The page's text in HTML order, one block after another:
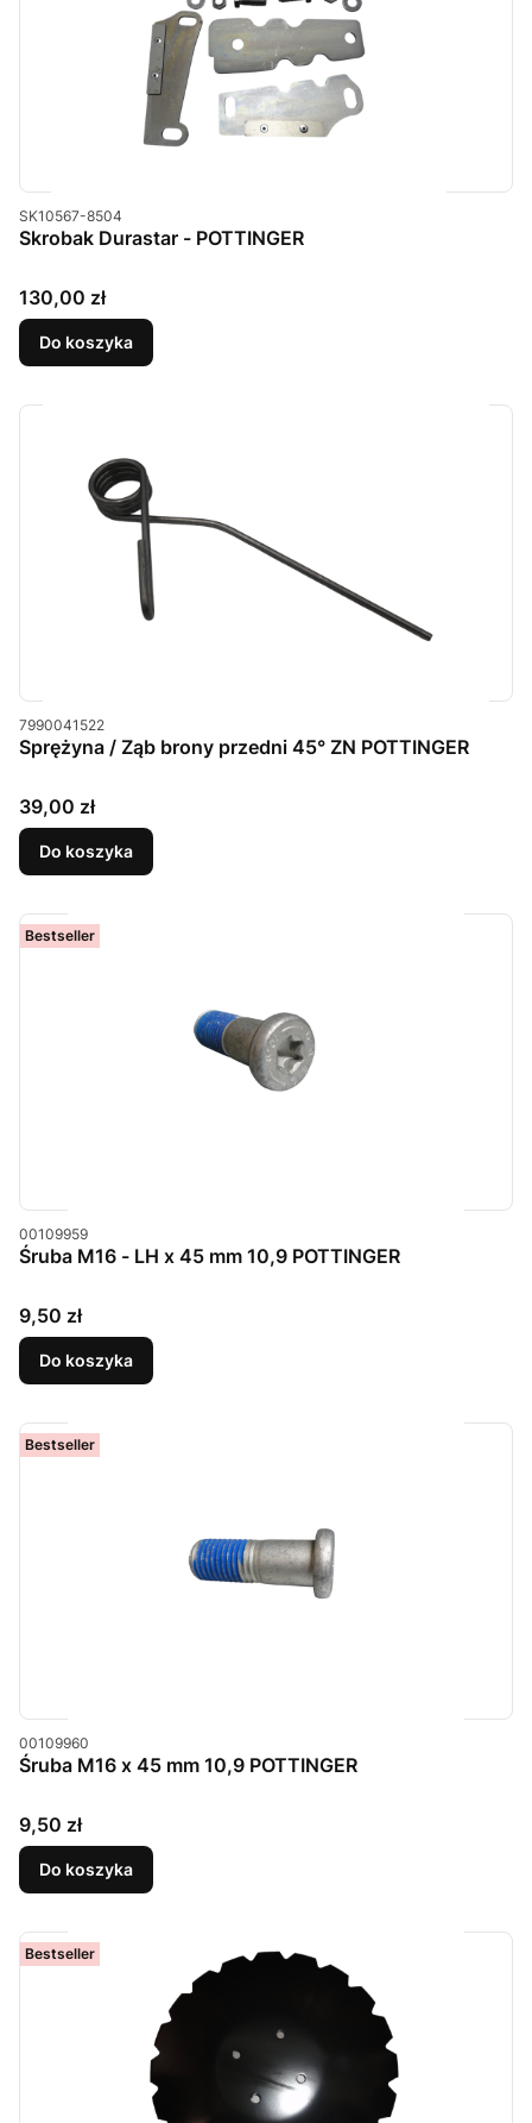
Kod produktu
SK10567-8504
Skrobak Durastar - POTTINGER
Cena
130,00 zł
Do koszyka
Kod produktu
7990041522
Sprężyna / Ząb brony przedni 45° ZN POTTINGER
Cena
39,00 zł
Do koszyka
Bestseller
Kod produktu
00109959
Śruba M16 - LH x 45 mm 10,9 POTTINGER
Cena
9,50 zł
Do koszyka
Bestseller
Kod produktu
00109960
Śruba M16 x 45 mm 10,9 POTTINGER
Cena
9,50 zł
Do koszyka
Bestseller